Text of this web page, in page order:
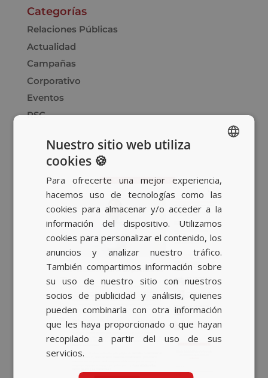
Categorías
Relaciones Públicas
Actualidad
Campañas
Corporativo
Eventos
RSC
BASQUE
ENGLISH
Nuestro sitio web utiliza
cookies 🍪
Para ofrecerte una mejor experiencia,
hacemos uso de tecnologías como las
cookies para almacenar y/o acceder a la
información del dispositivo. Utilizamos
cookies para personalizar el contenido, los
anuncios y analizar nuestro tráfico.
También compartimos información sobre
su uso de nuestro sitio con nuestros
socios de publicidad y análisis, quienes
pueden combinarla con otra información
que les haya proporcionado o que hayan
recopilado a partir del uso de sus
servicios.